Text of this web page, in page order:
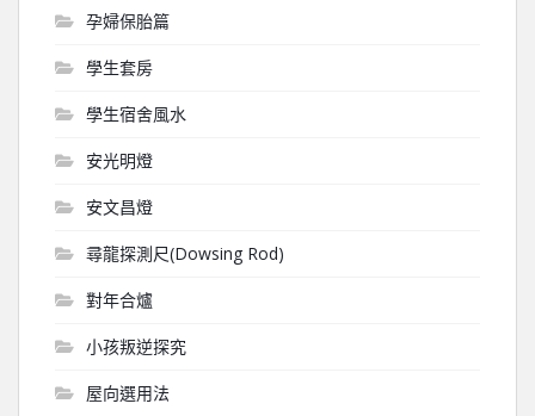
孕婦保胎篇
學生套房
學生宿舍風水
安光明燈
安文昌燈
尋龍探測尺(Dowsing Rod)
對年合爐
小孩叛逆探究
屋向選用法